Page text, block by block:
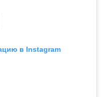
в Instagram